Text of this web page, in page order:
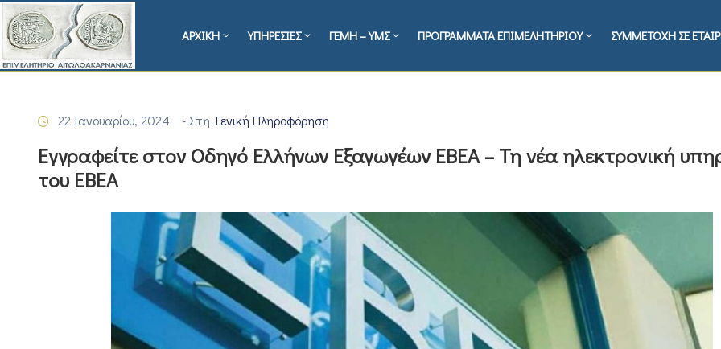
ΑΡΧΙΚΗ ΥΠΗΡΕΣΙΕΣ ΓΕΜΗ – ΥΜΣ ΠΡΟΓΡΑΜΜΑΤΑ ΕΠΙΜΕΛΗΤΗΡΙΟΥ ΣΥΜΜΕΤΟΧΗ ΣΕ
22 Ιανουαρίου, 2024 - Στη Γενική Πληροφόρηση
Εγγραφείτε στον Οδηγό Ελλήνων Εξαγωγέων EBEA – Τη νέα ηλεκτρονική
του ΕΒΕΑ